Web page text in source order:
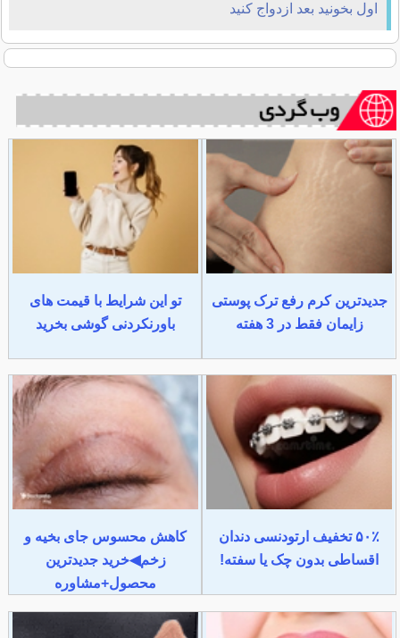
اول بخونيد بعد ازدواج کنيد
جدیدترین کرم رفع ترک پوستی
زایمان فقط در 3 هفته
تو این شرایط با قیمت های
باورنکردنی گوشی بخرید
۵۰٪ تخفیف ارتودنسی دندان
اقساطی بدون چک یا سفته!
کاهش محسوس جای بخیه و
زخم◀خرید جدیدترین
محصول+مشاوره